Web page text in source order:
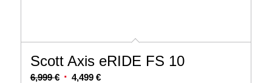
Scott Axis eRIDE FS 10
6,999€ Ursprünglicher
4,499 €Aktueller